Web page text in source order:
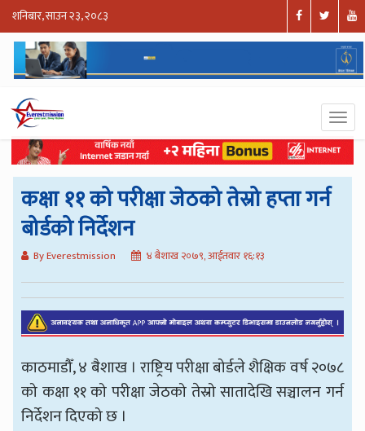
शनिबार, साउन २३, २०८३
कक्षा ११ को परीक्षा जेठको तेस्रो हप्ता गर्न
बोर्डको निर्देशन
By Everestmission ४ बैशाख २०७९, आईतवार १६:१३
काठमाडौँ, ४ बैशाख । राष्ट्रिय परीक्षा बोर्डले शैक्षिक वर्ष २०७८
को कक्षा ११ को परीक्षा जेठको तेस्रो सातादेखि सञ्चालन गर्न
निर्देशन दिएको छ ।